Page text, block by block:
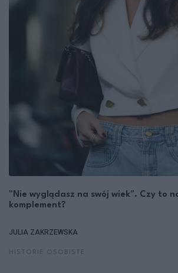
"Nie wyglądasz na swój wiek". Czy to
komplement?
JULIA ZAKRZEWSKA